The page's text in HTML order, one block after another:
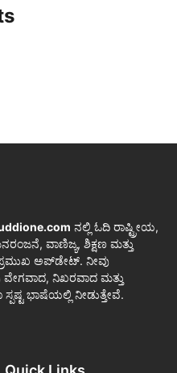
ನಲ್ಲಿ ಓದಿ ರಾಷ್ಟ್ರೀಯ,
ವಾಣಿಜ್ಯ, ಶಿಕ್ಷಣ ಮತ್ತು
ಪ್ರಮುಖ ಅಪ್‌ಡೇಟ್. ನೀವು
ನಿಖರವಾದ ಮತ್ತು
ಸ್ಪಷ್ಟ ಭಾಷೆಯಲ್ಲಿ ನೀಡುತ್ತೇವೆ.